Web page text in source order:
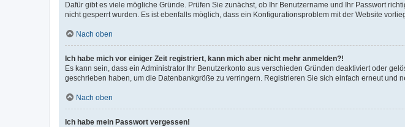
Dafür gibt es viele mögliche Gründe. Prüfen Sie zunächst, ob Ihr Benutzername und Ihr Passwort
nicht gesperrt wurden. Es ist ebenfalls möglich, dass ein Konfigurationsproblem mit der Website
Nach oben
Ich habe mich vor einiger Zeit registriert, kann mich aber nicht mehr anmelden?!
Es kann sein, dass ein Administrator Ihr Benutzerkonto aus verschieden Gründen deaktiviert oder
geschrieben haben, um die Datenbankgröße zu verringern. Registrieren Sie sich einfach erneut und
Nach oben
Ich habe mein Passwort vergessen!